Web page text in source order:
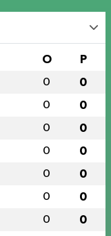
O P
0 0
0 0
0 0
0 0
0 0
0 0
0 0